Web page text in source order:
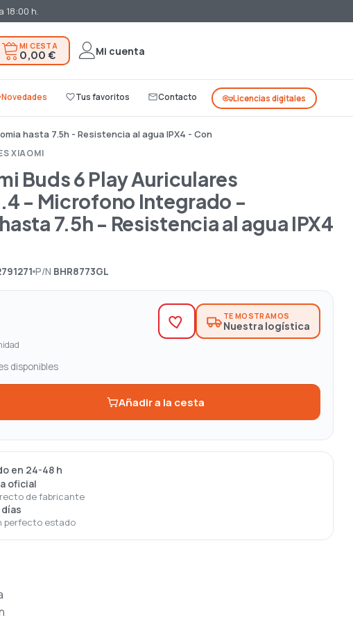
18:00 h.
MI CESTA
0,00 € Mi cuenta
Novedades favorite_borderTus favoritos mail_outlineContacto vpn_keyLicencias digitales
hasta 7.5h - Resistencia al agua IPX4 - Con
XIAOMI
Buds 6 Play Auriculares
- Microfono Integrado -
7.5h - Resistencia al agua IPX4
P/N BHR8773GL
disponibles
TE MOSTRAMOS
Nuestra logística
Añadir a la cesta
en 24-48 h
oficial
de fabricante
perfecto estado